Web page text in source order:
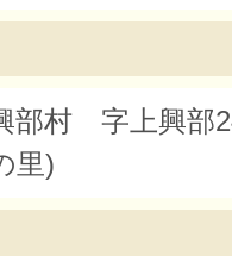
部村 字上興部
里)